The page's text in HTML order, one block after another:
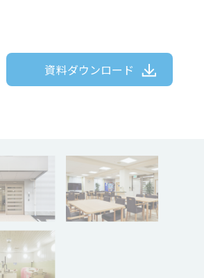
資料ダウンロード